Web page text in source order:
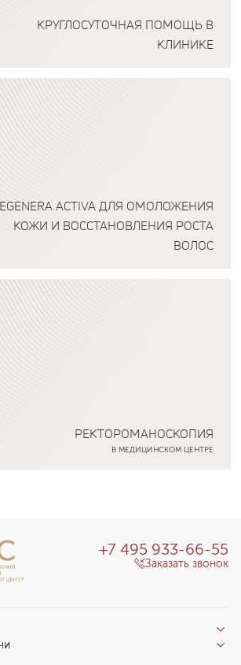
КРУГЛОСУТОЧНАЯ ПОМОЩЬ В
КЛИНИКЕ
ACTIVA ДЛЯ ОМОЛОЖЕНИЯ
КОЖИ И ВОССТАНОВЛЕНИЯ РОСТА
ВОЛОС
РЕКТОРОМАНОСКОПИЯ
В МЕДИЦИНСКОМ ЦЕНТРЕ
+7 495 933-66-55
Заказать звонок